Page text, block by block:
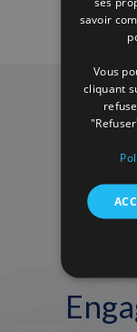
savoir
Vous
cliquant